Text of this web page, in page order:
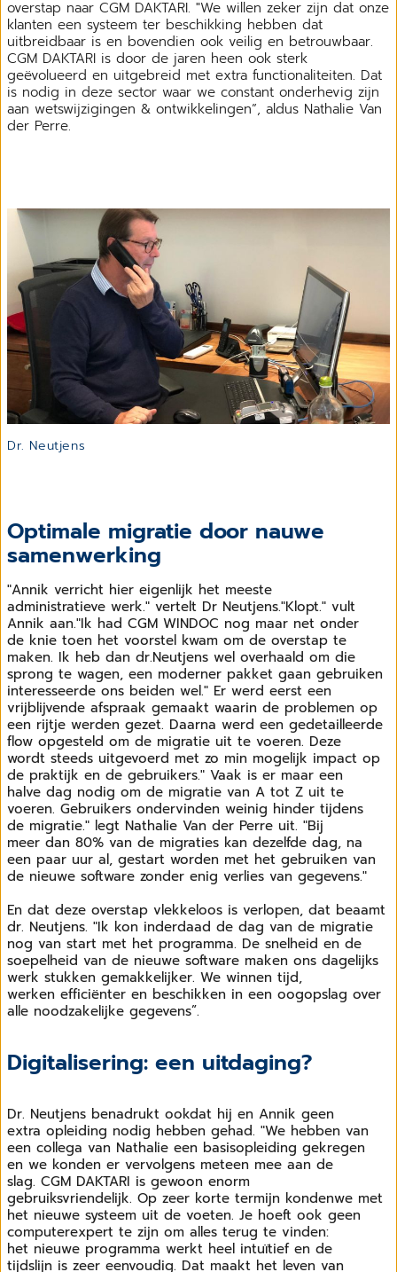
overstap naar CGM DAKTARI. "We willen zeker zijn dat onze
klanten een systeem ter beschikking hebben dat
uitbreidbaar is en bovendien ook veilig en betrouwbaar.
CGM DAKTARI is door de jaren heen ook sterk
geëvolueerd en uitgebreid met extra functionaliteiten. Dat
is nodig in deze sector waar we constant onderhevig zijn
aan wetswijzigingen & ontwikkelingen”, aldus Nathalie Van
der Perre.
Dr. Neutjens
Optimale migratie door nauwe
samenwerking
"Annik verricht hier eigenlijk het meeste
administratieve werk." vertelt Dr Neutjens."Klopt." vult
Annik aan."Ik had CGM WINDOC nog maar net onder
de knie toen het voorstel kwam om de overstap te
maken. Ik heb dan dr.Neutjens wel overhaald om die
sprong te wagen, een moderner pakket gaan gebruiken
interesseerde ons beiden wel." Er werd eerst een
vrijblijvende afspraak gemaakt waarin de problemen op
een rijtje werden gezet. Daarna werd een gedetailleerde
flow opgesteld om de migratie uit te voeren. Deze
wordt steeds uitgevoerd met zo min mogelijk impact op
de praktijk en de gebruikers." Vaak is er maar een
halve dag nodig om de migratie van A tot Z uit te
voeren. Gebruikers ondervinden weinig hinder tijdens
de migratie." legt Nathalie Van der Perre uit. "Bij
meer dan 80% van de migraties kan dezelfde dag, na
een paar uur al, gestart worden met het gebruiken van
de nieuwe software zonder enig verlies van gegevens."
En dat deze overstap vlekkeloos is verlopen, dat beaamt
dr. Neutjens. "Ik kon inderdaad de dag van de migratie
nog van start met het programma. De snelheid en de
soepelheid van de nieuwe software maken ons dagelijks
werk stukken gemakkelijker. We winnen tijd,
werken efficiënter en beschikken in een oogopslag over
alle noodzakelijke gegevens”.
Digitalisering: een uitdaging?
Dr. Neutjens benadrukt ookdat hij en Annik geen
extra opleiding nodig hebben gehad. "We hebben van
een collega van Nathalie een basisopleiding gekregen
en we konden er vervolgens meteen mee aan de
slag. CGM DAKTARI is gewoon enorm
gebruiksvriendelijk. Op zeer korte termijn kondenwe met
het nieuwe systeem uit de voeten. Je hoeft ook geen
computerexpert te zijn om alles terug te vinden:
het nieuwe programma werkt heel intuïtief en de
tijdslijn is zeer eenvoudig. Dat maakt het leven van